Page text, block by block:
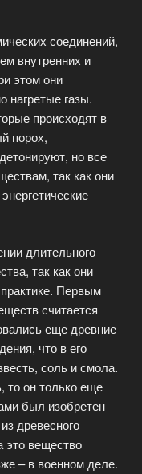
соединений,
внутренних и
этом они
нагретые газы.
происходят в
порох,
но все
так как они
длительного
так как они
Первым
считается
еще древние
что в его
соль и смола.
то он только еще
был изобретен
древесного
это вещество
– в военном деле.